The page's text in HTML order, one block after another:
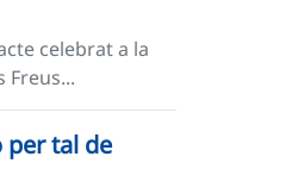
celebrat a la
Freus...
per tal de